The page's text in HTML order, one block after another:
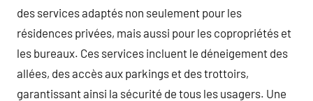
des services adaptés non seulement pour les
résidences privées, mais aussi pour les copropriétés et
les bureaux. Ces services incluent le déneigement des
allées, des accès aux parkings et des trottoirs,
garantissant ainsi la sécurité de tous les usagers. Une